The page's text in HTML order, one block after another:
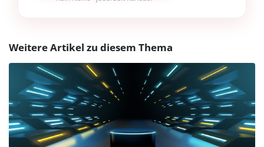
Weitere Artikel zu diesem Thema